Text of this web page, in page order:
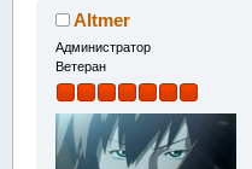
Altmer
Администратор
Ветеран